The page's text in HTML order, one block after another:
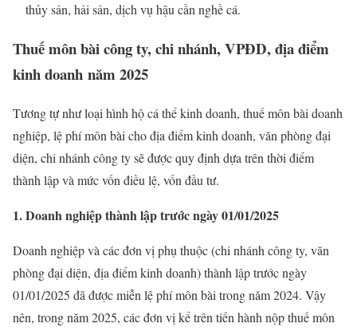
thủy sản, hải sản, dịch vụ hậu cần nghề cá.
Thuế môn bài công ty, chi nhánh, VPĐD, địa điểm
kinh doanh năm 2025
Tương tự như loại hình hộ cá thể kinh doanh, thuế môn bài doanh
nghiệp, lệ phí môn bài cho địa điểm kinh doanh, văn phòng đại
diện, chi nhánh công ty sẽ được quy định dựa trên thời điểm
thành lập và mức vốn điều lệ, vốn đầu tư.
1. Doanh nghiệp thành lập trước ngày 01/01/2025
Doanh nghiệp và các đơn vị phụ thuộc (chi nhánh công ty, văn
phòng đại diện, địa điểm kinh doanh) thành lập trước ngày
01/01/2025 đã được miễn lệ phí môn bài trong năm 2024. Vậy
nên, trong năm 2025, các đơn vị kể trên tiến hành nộp thuế môn